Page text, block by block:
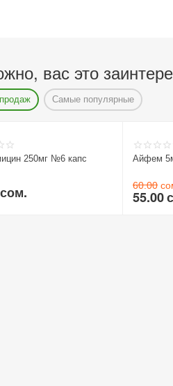
вас это
Самые популярные
250мг №6 капс
сом.
Айфем
60.00
55.00